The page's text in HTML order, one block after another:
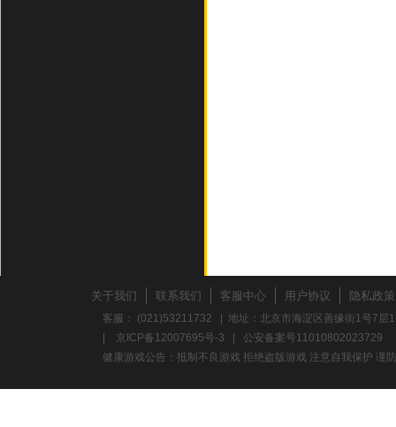
关于我们 联系我们 客服中心 用户协议 隐私政策
客服： (021)53211732 | 地址：北京市海淀区善缘街1号7
京ICP备12007695号-3
公安备案号11010802023729
健康游戏公告：抵制不良游戏 拒绝盗版游戏 注意自我保护 谨